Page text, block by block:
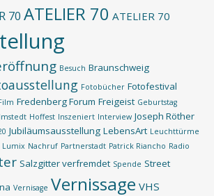
70 ATELIER 70 ATELIER 70
Besuch Braunschweig
Fotobücher Fotofestival
Fredenberg Forum Freigeist Geburtstag
Hoffest Inszeniert Interview Joseph Röther
Jubiläumsausstellung LebensArt Leuchttürme
Lumix Nachruf Partnerstadt Patrick Riancho Radio
Salzgitter verfremdet Spende Street
Vernisage Vernissage VHS